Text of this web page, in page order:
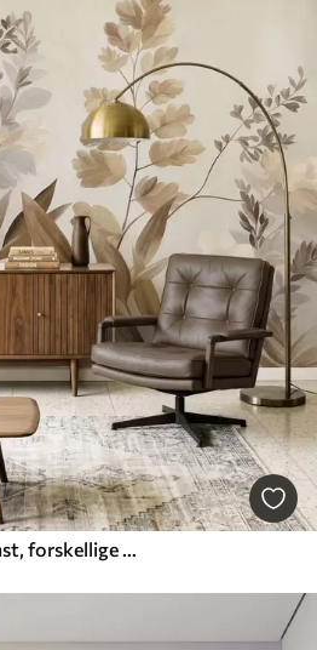
Tekstureret botanisk kunst, forskellige planter og blade i brune og beige nuancer